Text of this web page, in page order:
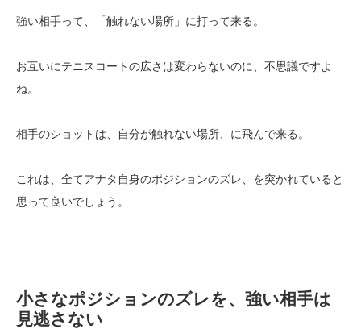
強い相手って、「触れない場所」に打って来る。
お互いにテニスコートの広さは変わらないのに、不思議ですよ
ね。
相手のショットは、自分が触れない場所、に飛んで来る。
これは、全てアナタ自身のポジションのズレ、を突かれていると
思って良いでしょう。
小さなポジションのズレを、強い相手は
見逃さない